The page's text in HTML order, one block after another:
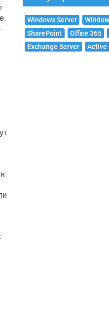
Windows Server
SharePoint
Office 365
Exchange Server
Active